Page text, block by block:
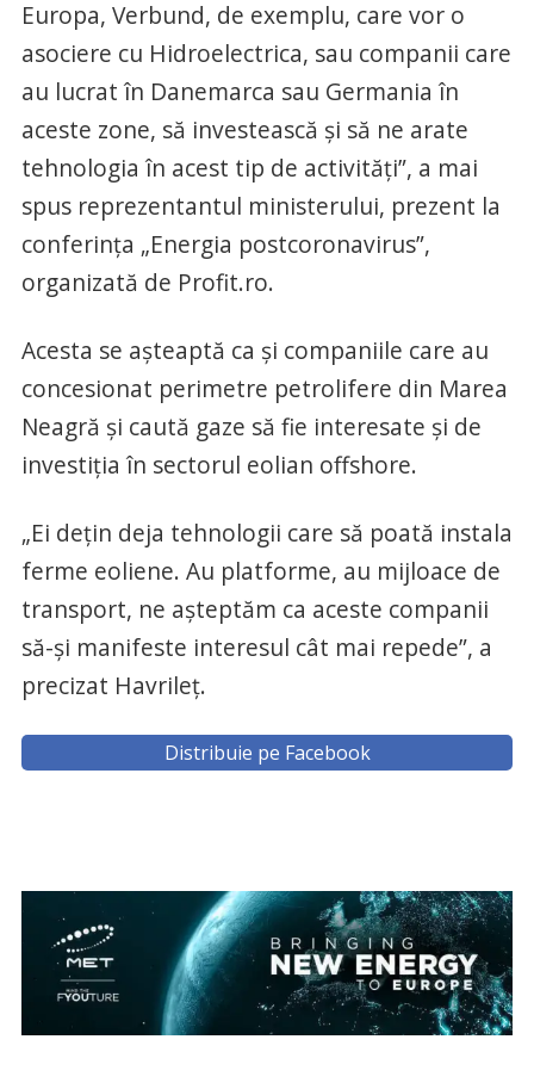
Europa, Verbund, de exemplu, care vor o
asociere cu Hidroelectrica, sau companii care
au lucrat în Danemarca sau Germania în
aceste zone, să investească şi să ne arate
tehnologia în acest tip de activităţi”, a mai
spus reprezentantul ministerului, prezent la
conferinţa „Energia postcoronavirus”,
organizată de Profit.ro.
Acesta se aşteaptă ca şi companiile care au
concesionat perimetre petrolifere din Marea
Neagră şi caută gaze să fie interesate şi de
investiţia în sectorul eolian offshore.
„Ei deţin deja tehnologii care să poată instala
ferme eoliene. Au platforme, au mijloace de
transport, ne aşteptăm ca aceste companii
să-şi manifeste interesul cât mai repede”, a
precizat Havrileţ.
Distribuie pe Facebook